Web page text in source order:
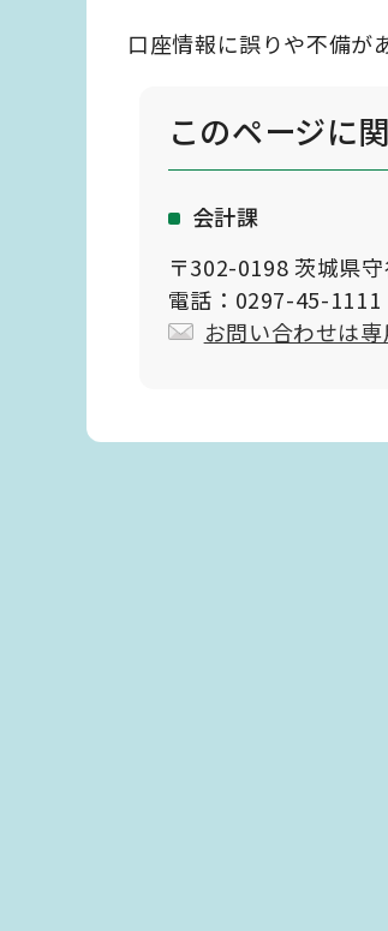
口座情報に誤りや不備が
このページに
会計課
〒302-0198 茨城県
電話：0297-45-
お問い合わせは